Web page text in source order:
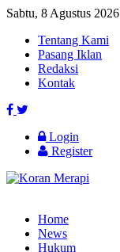
Sabtu, 8 Agustus 2026
Tentang Kami
Pasang Iklan
Redaksi
Kontak
Login
Register
Home
News
Hukum